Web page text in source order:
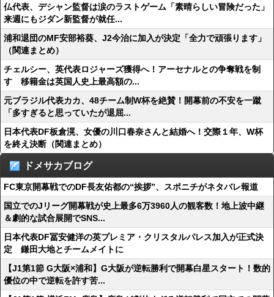
仏代表、デシャン監督は涙のラストゲーム「素晴らしい冒険だった」
来週にもジダン新監督が就任...
浦和退団のMF安部裕葵、J2今治に加入が決定「全力で頑張ります」
（関連まとめ）
チェルシー、英代表ロジャーズ獲得へ！アーセナルとの争奪戦を制
す 移籍金は英国人史上最高額の...
元ブラジル代表カカ、48チーム制W杯を絶賛！開幕前の不安を一蹴
「多すぎると思っていたが退屈...
日本代表DF板倉滉、女優の川口春奈さんと結婚へ！交際１年、W杯
を終え決断（関連まとめ）
ドメサカブログ
FC東京開幕戦でのDF長友佑都の“挨拶”、スポニチがネタバレ報道
国立でのJリーグ開幕戦が史上最多6万3960人の観客数！地上波中継
＆劇的な試合展開でSNS...
日本代表DF冨安健洋の英プレミア・クリスタルパレス加入が正式決
定 鎌田大地とチームメイトに
【J1第1節 G大阪×浦和】G大阪が逆転勝利で開幕白星スタート！数的
優位の中で逆転を許す苦...